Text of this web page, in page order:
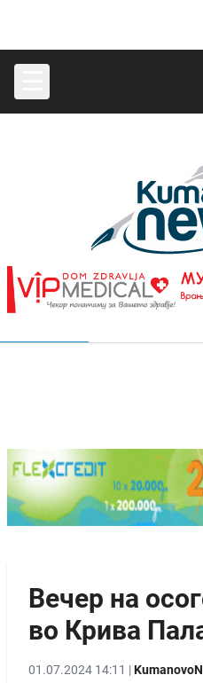
Вечер на
во Крива
01.07.2024 14:11 |